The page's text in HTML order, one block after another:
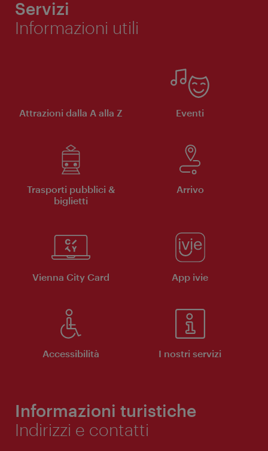
Servizi
Informazioni utili
Attrazioni dalla A alla Z Eventi
Trasporti pubblici &
biglietti
Arrivo
Vienna City Card App ivie
Accessibilità I nostri servizi
Informazioni turistiche
Indirizzi e contatti